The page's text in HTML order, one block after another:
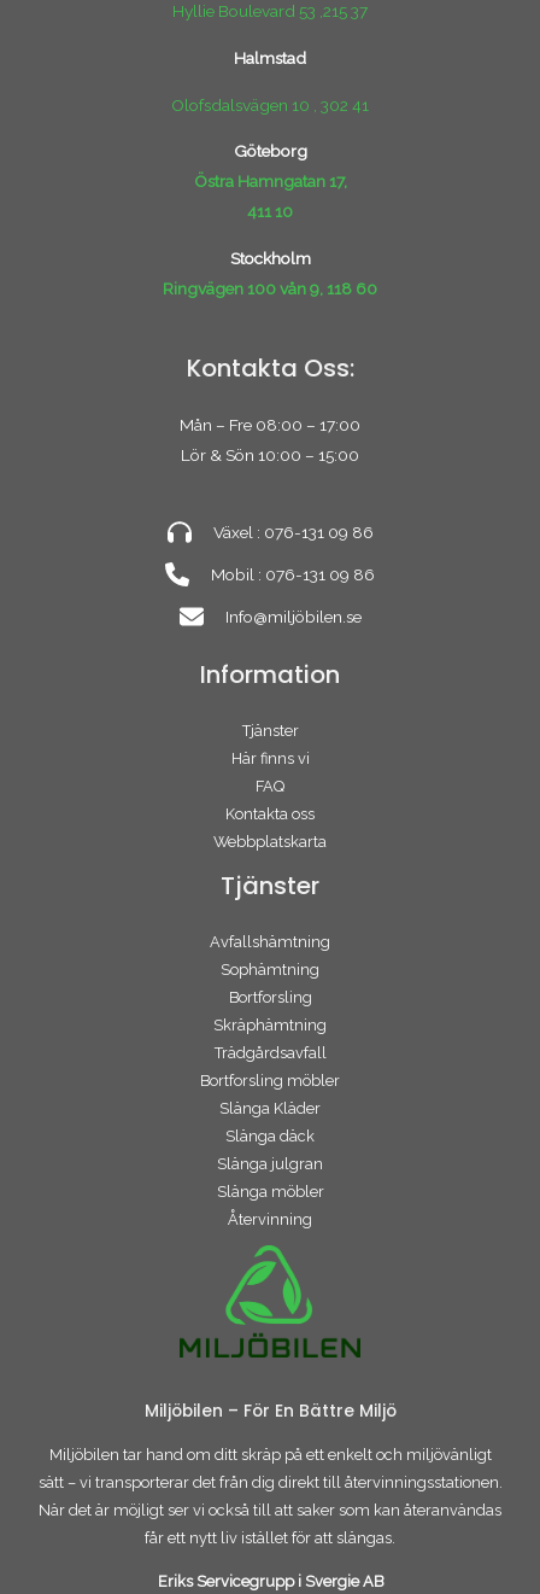
Hyllie Boulevard 53 ,215 37
Halmstad
Olofsdalsvägen 10 , 302 41
Göteborg
Östra Hamngatan 17,
411 10
Stockholm
Ringvägen 100 vån 9, 118 60
Kontakta Oss:
Mån – Fre 08:00 – 17:00
Lör & Sön 10:00 – 15:00
Växel : 076-131 09 86
Mobil : 076-131 09 86
Info@miljöbilen.se
Information
Tjänster
Här finns vi
FAQ
Kontakta oss
Webbplatskarta
Tjänster
Avfallshämtning
Sophämtning
Bortforsling
Skräphämtning
Trädgårdsavfall
Bortforsling möbler
Slänga Kläder
Slänga däck
Slänga julgran
Slänga möbler
Återvinning
Miljöbilen – För En Bättre Miljö
Miljöbilen tar hand om ditt skräp på ett enkelt och miljövänligt
sätt – vi transporterar det från dig direkt till återvinningsstationen.
När det är möjligt ser vi också till att saker som kan återanvändas
får ett nytt liv istället för att slängas.
Eriks Servicegrupp i Svergie AB